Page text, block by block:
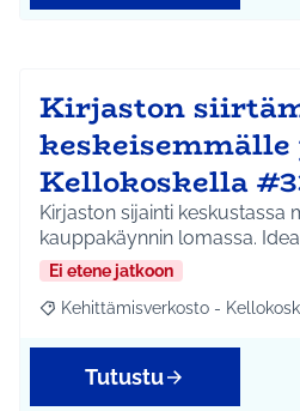
Kirjaston
Kellokoskella
Kirjaston sijainti keskustassa
Ei etene jatkoon
Rajaa tulokset aihepiirin
Kehittämisverkosto -
Tutustu